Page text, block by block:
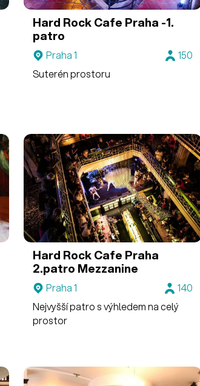
Hard Rock Cafe Praha -1.
patro
Praha 1
150
Suterén prostoru
Hard Rock Cafe Praha
2.patro Mezzanine
Praha 1
140
Nejvyšší patro s výhledem na celý
prostor